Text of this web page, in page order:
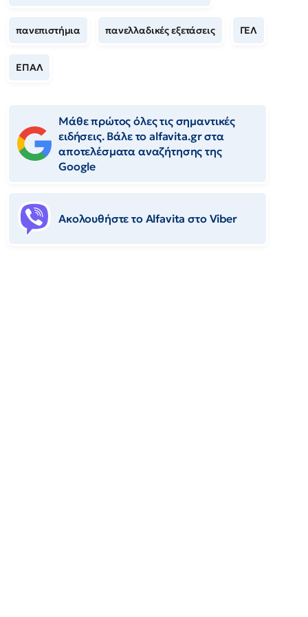
πανεπιστήμια πανελλαδικές εξετάσεις ΓΕΛ
ΕΠΑΛ
Μάθε πρώτος όλες τις σημαντικές
ειδήσεις. Βάλε το alfavita.gr στα
αποτελέσματα αναζήτησης της
Google
Ακολουθήστε το Αlfavita στο Viber